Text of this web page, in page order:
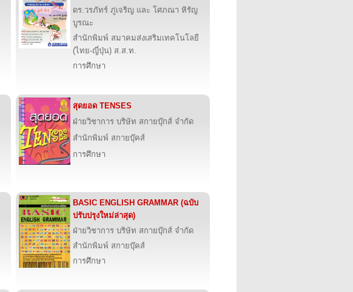
ดร.วรภัทร์ ภู่เจริญ และ โศภณา หิรัญ
บูรณะ
สำนักพิมพ์ สมาคมส่งเสริมเทคโนโลยี
(ไทย-ญี่ปุ่น) ส.ส.ท.
การศึกษา
สุดยอด TENSES
ฝ่ายวิชาการ บริษัท สกายบุ๊กส์ จำกัด
สำนักพิมพ์ สกายบุ๊คส์
การศึกษา
BASIC ENGLISH GRAMMAR (ฉบับ
ปรับปรุงใหม่ล่าสุด)
ฝ่ายวิชาการ บริษัท สกายบุ๊กส์ จำกัด
สำนักพิมพ์ สกายบุ๊คส์
การศึกษา